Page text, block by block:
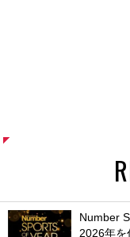
Number
2026年を